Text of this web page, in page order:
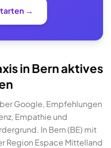
→
in Bern aktives
Google, Empfehlungen
Empathie und
In Bern (BE) mit
Region Espace Mittelland